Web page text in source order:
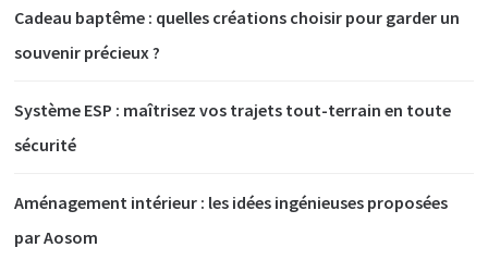
Cadeau baptême : quelles créations choisir pour garder un
souvenir précieux ?
Système ESP : maîtrisez vos trajets tout-terrain en toute
sécurité
Aménagement intérieur : les idées ingénieuses proposées
par Aosom